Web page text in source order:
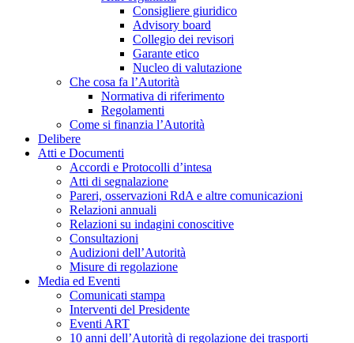
Consigliere giuridico
Advisory board
Collegio dei revisori
Garante etico
Nucleo di valutazione
Che cosa fa l’Autorità
Normativa di riferimento
Regolamenti
Come si finanzia l’Autorità
Delibere
Atti e Documenti
Accordi e Protocolli d’intesa
Atti di segnalazione
Pareri, osservazioni RdA e altre comunicazioni
Relazioni annuali
Relazioni su indagini conoscitive
Consultazioni
Audizioni dell’Autorità
Misure di regolazione
Media ed Eventi
Comunicati stampa
Interventi del Presidente
Eventi ART
10 anni dell’Autorità di regolazione dei trasporti